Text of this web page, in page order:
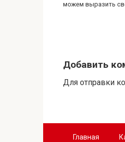
можем выразить
Добавить
Для отправки
Главная